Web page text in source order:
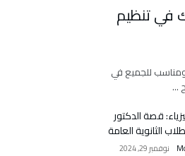
في تنظيم
للجميع في
…
قصة الدكتور
الثانوية العامة
نوفمبر 29, 2024